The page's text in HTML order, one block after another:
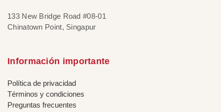
133 New Bridge Road #08-01
Chinatown Point, Singapur
Información importante
Política de privacidad
Términos y condiciones
Preguntas frecuentes